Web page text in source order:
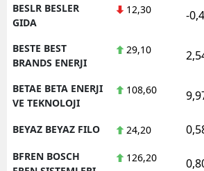
BESLR BESLER
GIDA
12,30 -
BESTE BEST
BRANDS ENERJI
29,10
BETAE BETA ENERJI
VE TEKNOLOJI
108,60
BEYAZ BEYAZ FILO 24,20
BFREN BOSCH
126,20